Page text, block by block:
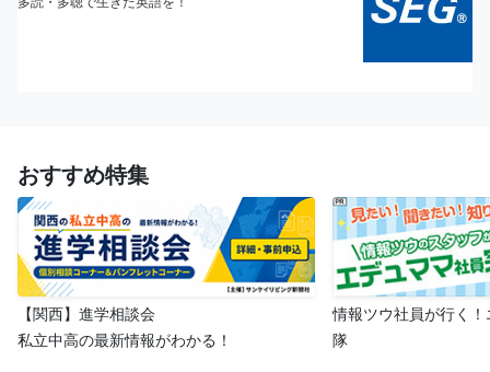
おすすめ特集
【関西】進学相談会
私立中高の最新情報がわかる！
情報ツウ社員が行く
隊